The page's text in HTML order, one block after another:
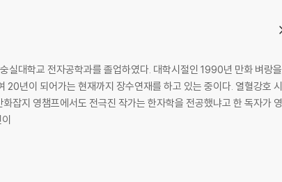
실대학교 전자공학과를 졸업하였다. 대학시절인 1990년 만화 벼랑을
년이 되어가는 현재까지 장수연재를 하고 있는 중이다. 열혈강호 시
잡지 영챔프에서도 전극진 작가는 한자학을 전공했냐고 한 독자가 영